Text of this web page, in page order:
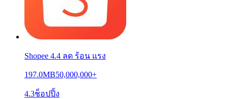
Shopee 4.4 ลด ร้อน แรง
197.0MB50,000,000+
4.3ช็อปปิ้ง